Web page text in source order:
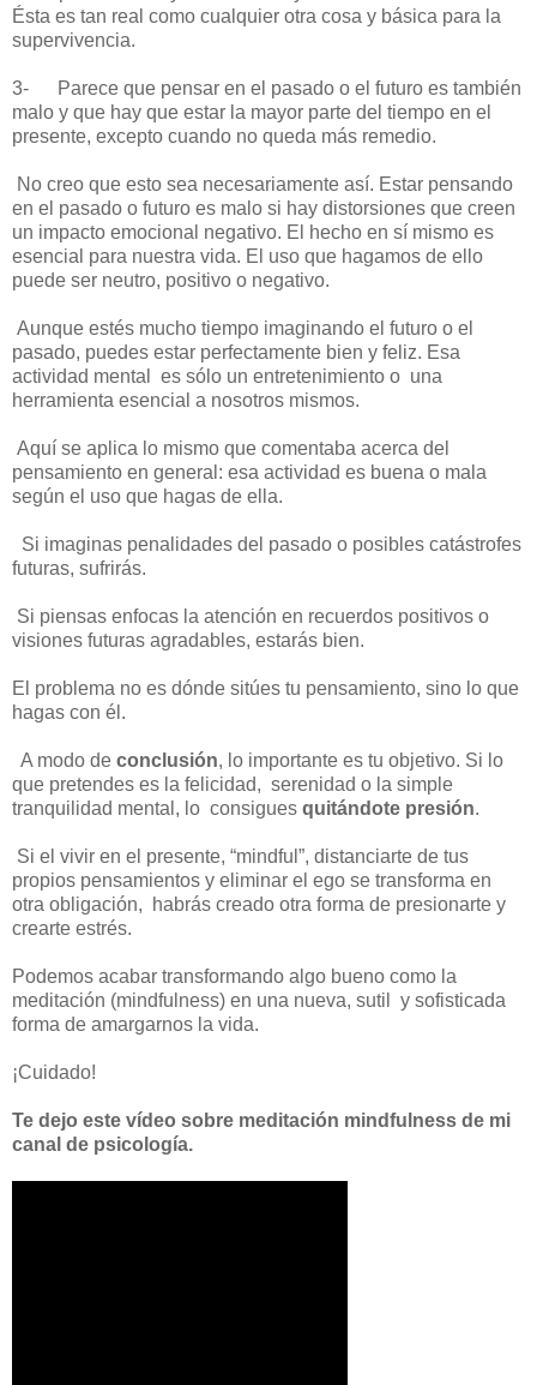
Ésta es tan real como cualquier otra cosa y básica para la
supervivencia.
3-
Parece que pensar en el pasado o el futuro es también
malo y que hay que estar la mayor parte del tiempo en el
presente, excepto cuando no queda más remedio.
No creo que esto sea necesariamente así. Estar pensando
en el pasado o futuro es malo si hay distorsiones que creen
un impacto emocional negativo. El hecho en sí mismo es
esencial para nuestra vida. El uso que hagamos de ello
puede ser neutro, positivo o negativo.
Aunque estés mucho tiempo imaginando el futuro o el
pasado, puedes estar perfectamente bien y feliz. Esa
actividad mental es sólo un entretenimiento o una
herramienta esencial a nosotros mismos.
Aquí se aplica lo mismo que comentaba acerca del
pensamiento en general: esa actividad es buena o mala
según el uso que hagas de ella.
Si imaginas penalidades del pasado o posibles catástrofes
futuras, sufrirás.
Si piensas enfocas la atención en recuerdos positivos o
visiones futuras agradables, estarás bien.
El problema no es dónde sitúes tu pensamiento, sino lo que
hagas con él.
A modo de conclusión, lo importante es tu objetivo. Si lo
que pretendes es la felicidad, serenidad o la simple
tranquilidad mental, lo consigues quitándote presión.
Si el vivir en el presente, “mindful”, distanciarte de tus
propios pensamientos y eliminar el ego se transforma en
otra obligación, habrás creado otra forma de presionarte y
crearte estrés.
Podemos acabar transformando algo bueno como la
meditación (mindfulness) en una nueva, sutil y sofisticada
forma de amargarnos la vida.
¡Cuidado!
Te dejo este vídeo sobre meditación mindfulness de mi
canal de psicología.